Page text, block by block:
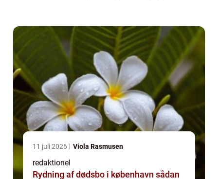
af transpo...
11 juli 2026 Viola Rasmusen
redaktionel
Rydning af dødsbo i københavn sådan